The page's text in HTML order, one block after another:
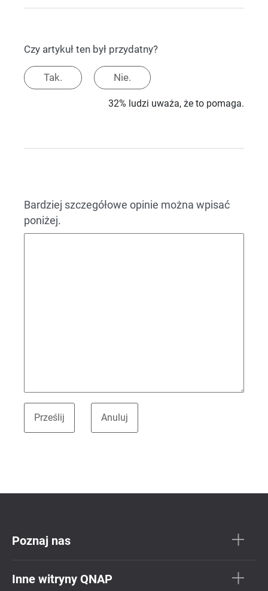
Czy artykuł ten był przydatny?
Tak. Nie.
32% ludzi uważa, że to pomaga.
Bardziej szczegółowe opinie można wpisać
poniżej.
Poznaj nas
Inne witryny QNAP